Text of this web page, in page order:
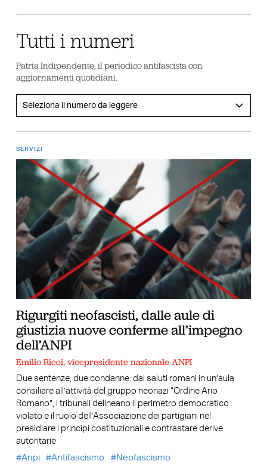
Tutti i numeri
Patria Indipendente, il periodico antifascista con
aggiornamenti quotidiani.
SERVIZI
Rigurgiti neofascisti, dalle aule di
giustizia nuove conferme all’impegno
dell’ANPI
Emilio Ricci, vicepresidente nazionale ANPI
Due sentenze, due condanne: dai saluti romani in un’aula
consiliare all’attività del gruppo neonazi “Ordine Ario
Romano”, i tribunali delineano il perimetro democratico
violato e il ruolo dell’Associazione dei partigiani nel
presidiare i principi costituzionali e contrastare derive
autoritarie
Anpi
Antifascismo Neofascismo